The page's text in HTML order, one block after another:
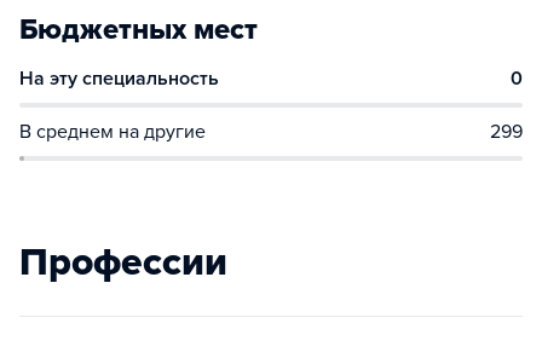
Бюджетных мест
На эту специальность 0
В среднем на другие 299
Профессии